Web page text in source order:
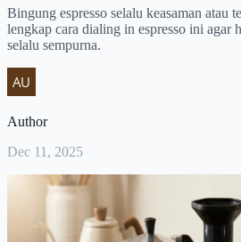
Bingung espresso selalu keasaman atau
lengkap cara dialing in espresso ini agar
selalu sempurna.
Author
Dec 11, 2025